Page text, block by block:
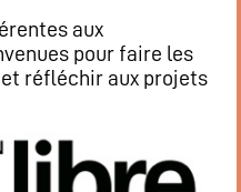
aux
pour faire les
et réfléchir aux projets